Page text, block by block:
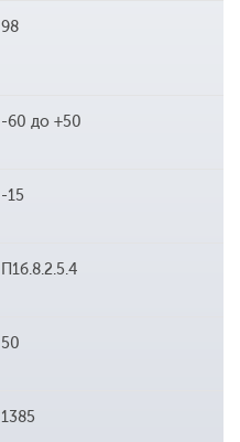
98
-60 до +50
-15
П1б.8.2.5.4
50
1385